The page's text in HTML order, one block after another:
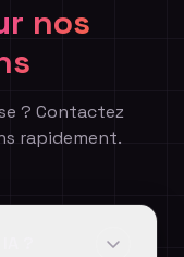
nos
? Contactez
rapidement.